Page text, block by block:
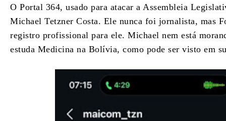
O Portal 364, usado para atacar a Assembleia
Michael Tetzner Costa. Ele nunca foi jornalista, mas
registro profissional para ele. Michael nem está
estuda Medicina na Bolívia, como pode ser visto em